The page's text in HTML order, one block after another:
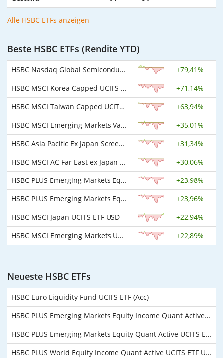
Alle HSBC ETFs anzeigen
Beste HSBC ETFs (Rendite YTD)
HSBC Nasdaq Global Semiconductor UCITS ETF +79,41%
HSBC MSCI Korea Capped UCITS ETF USD
+71,14%
HSBC MSCI Taiwan Capped UCITS ETF USD
+63,94%
HSBC MSCI Emerging Markets Value Screened UCITS ETF USD (Acc)
+35,01%
HSBC Asia Pacific Ex Japan Screened Equity UCITS ETF USD
+31,34%
HSBC MSCI AC Far East ex Japan UCITS ETF USD
+30,06%
HSBC PLUS Emerging Markets Equity Income Quant Active UCITS ETF USD Dist
+23,98%
HSBC PLUS Emerging Markets Equity Quant Active UCITS ETF USD Acc
+23,96%
HSBC MSCI Japan UCITS ETF USD
+22,94%
HSBC MSCI Emerging Markets UCITS ETF USD
+22,89%
Neueste HSBC ETFs
HSBC Euro Liquidity Fund UCITS ETF (Acc)
HSBC PLUS Emerging Markets Equity Income Quant Active UCITS ETF USD Dist
HSBC PLUS Emerging Markets Equity Quant Active UCITS ETF USD Acc
HSBC PLUS World Equity Income Quant Active UCITS ETF USD Dist